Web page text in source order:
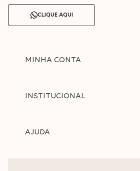
CLIQUE AQUI
MINHA CONTA
INSTITUCIONAL
AJUDA